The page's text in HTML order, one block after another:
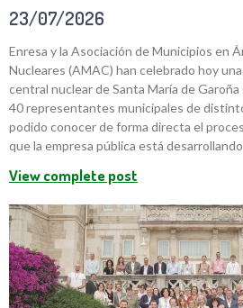
23/07/2026
Enresa y la Asociación de Municipios en
Nucleares (AMAC) han celebrado hoy
central nuclear de Santa María de
40 representantes municipales de
podido conocer de forma directa el
que la empresa pública está
View complete post